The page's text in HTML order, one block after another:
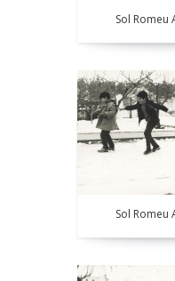
Sol Romeu
Sol Romeu